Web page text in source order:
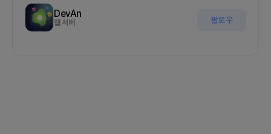
DevAn
웹 서버 팔로우